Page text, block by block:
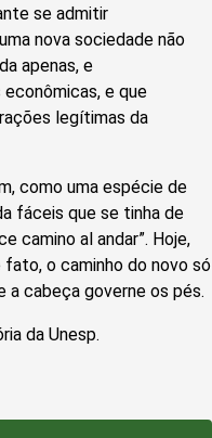
se admitir
nova sociedade não
apenas, e
e que
legítimas da
como uma espécie de
fáceis que se tinha de
camino al andar”. Hoje,
o caminho do novo só
a cabeça governe os pés.
da Unesp.